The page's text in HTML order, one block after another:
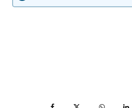
FacebookTwitter WhatsApp